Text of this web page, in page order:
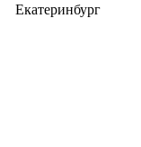
Екатеринбург